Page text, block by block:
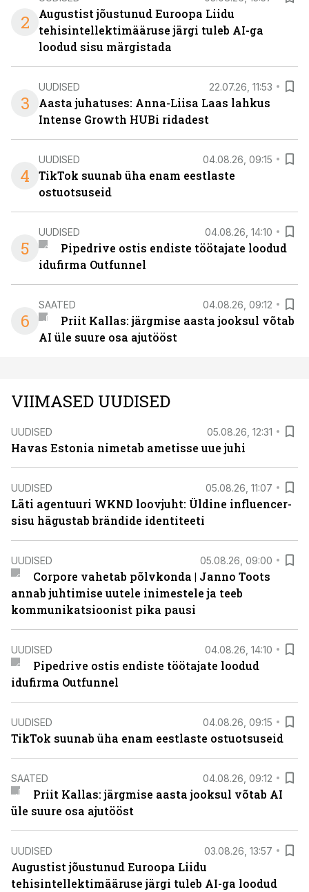
2
Augustist jõustunud Euroopa Liidu
tehisintellektimääruse järgi tuleb AI-ga
loodud sisu märgistada
3
UUDISED 22.07.26, 11:53
Aasta juhatuses: Anna-Liisa Laas lahkus
Intense Growth HUBi ridadest
4
UUDISED 04.08.26, 09:15
TikTok suunab üha enam eestlaste
ostuotsuseid
5
UUDISED 04.08.26, 14:10
Pipedrive ostis endiste töötajate loodud
idufirma Outfunnel
6
SAATED 04.08.26, 09:12
Priit Kallas: järgmise aasta jooksul võtab
AI üle suure osa ajutööst
VIIMASED UUDISED
UUDISED 05.08.26, 12:31
Havas Estonia nimetab ametisse uue juhi
UUDISED 05.08.26, 11:07
Läti agentuuri WKND loovjuht: Üldine influencer-
sisu hägustab brändide identiteeti
UUDISED 05.08.26, 09:00
Corpore vahetab põlvkonda | Janno Toots
annab juhtimise uutele inimestele ja teeb
kommunikatsioonist pika pausi
UUDISED 04.08.26, 14:10
Pipedrive ostis endiste töötajate loodud
idufirma Outfunnel
UUDISED 04.08.26, 09:15
TikTok suunab üha enam eestlaste ostuotsuseid
SAATED 04.08.26, 09:12
Priit Kallas: järgmise aasta jooksul võtab AI
üle suure osa ajutööst
UUDISED 03.08.26, 13:57
Augustist jõustunud Euroopa Liidu
tehisintellektimääruse järgi tuleb AI-ga loodud